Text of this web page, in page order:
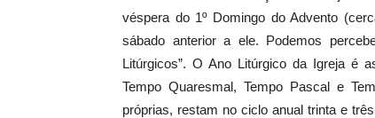
véspera do 1º Domingo do Advento
sábado anterior a ele. Podemos
Litúrgicos”. O Ano Litúrgico da Igreja é
Tempo Quaresmal, Tempo Pascal e
próprias, restam no ciclo anual trinta e